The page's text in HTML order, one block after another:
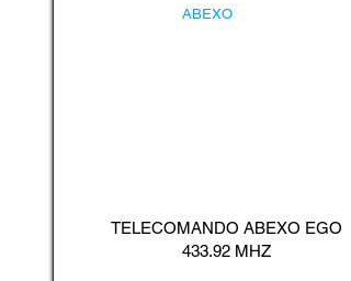
ABEXO
TELECOMANDO ABEXO EGO
433.92 MHZ